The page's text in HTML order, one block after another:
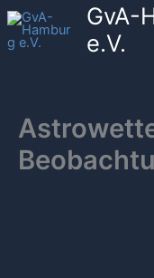
Zum
Inhalt
springen
GvA-
e.V.